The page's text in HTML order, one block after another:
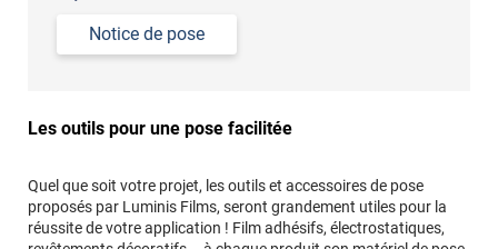
Notice de pose
Les outils pour une pose facilitée
Quel que soit votre projet, les outils et accessoires de pose
proposés par Luminis Films, seront grandement utiles pour la
réussite de votre application ! Film adhésifs, électrostatiques,